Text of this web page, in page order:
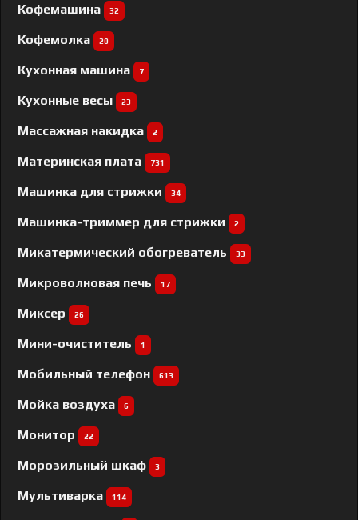
Кофемашина 32
Кофемолка 20
Кухонная машина 7
Кухонные весы 23
Массажная накидка 2
Материнская плата 731
Машинка для стрижки 34
Машинка-триммер для стрижки 2
Микатермический обогреватель 33
Микроволновая печь 17
Миксер 26
Мини-очиститель 1
Мобильный телефон 613
Мойка воздуха 6
Монитор 22
Морозильный шкаф 3
Мультиварка 114